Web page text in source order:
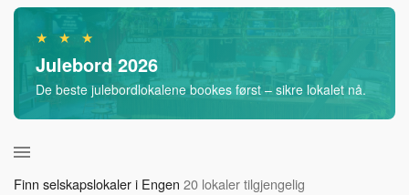
★ ★ ★
Julebord 2026
De beste julebordlokalene bookes først – sikre lokalet nå.
Finn selskapslokaler i Engen 20 lokaler tilgjengelig